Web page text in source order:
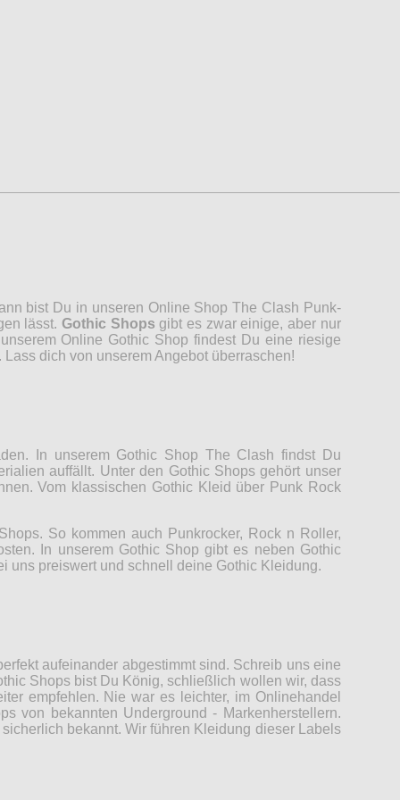
bist Du in unseren Online Shop The Clash Punk-
lässt. Gothic Shops gibt es zwar einige, aber nur
Online Gothic Shop findest Du eine riesige
dich von unserem Angebot überraschen!
In unserem Gothic Shop The Clash findst Du
auffällt. Unter den Gothic Shops gehört unser
Vom klassischen Gothic Kleid über Punk Rock
So kommen auch Punkrocker, Rock n Roller,
In unserem Gothic Shop gibt es neben Gothic
uns preiswert und schnell deine Gothic Kleidung.
aufeinander abgestimmt sind. Schreib uns eine
Shops bist Du König, schließlich wollen wir, dass
empfehlen. Nie war es leichter, im Onlinehandel
von bekannten Underground - Markenherstellern.
bekannt. Wir führen Kleidung dieser Labels